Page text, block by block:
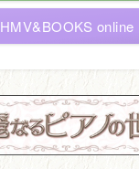
HMV&BOOKS online